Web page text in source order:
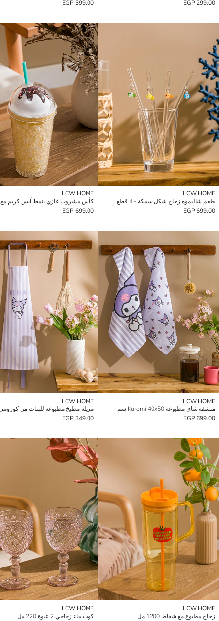
299.00 EGP
399.00 EGP
LCW HOME
طقم شاليموه زجاج شكل سمكة - 4 قطع
699.00 EGP
LCW HOME
699.00 EGP
LCW HOME
منشفة شاي مطبوعة Kuromi 40x50 سم
699.00 EGP
LCW HOME
مريلة مطبخ مطبوعة للبنات من
349.00 EGP
LCW HOME
زجاج مطبوع مع شفاط 1200 مل
LCW HOME
كوب ماء زجاجي 2 عبوة 220 مل